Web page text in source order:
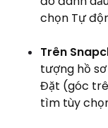
chọn Tự
Trên
tượng hồ
Đặt (góc
tìm tùy